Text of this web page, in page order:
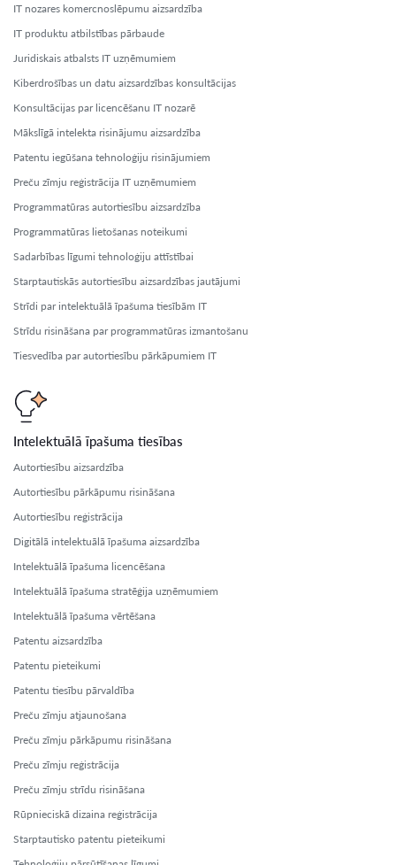
IT nozares komercnoslēpumu aizsardzība
IT produktu atbilstības pārbaude
Juridiskais atbalsts IT uzņēmumiem
Kiberdrošības un datu aizsardzības konsultācijas
Konsultācijas par licencēšanu IT nozarē
Mākslīgā intelekta risinājumu aizsardzība
Patentu iegūšana tehnoloģiju risinājumiem
Preču zīmju reģistrācija IT uzņēmumiem
Programmatūras autortiesību aizsardzība
Programmatūras lietošanas noteikumi
Sadarbības līgumi tehnoloģiju attīstībai
Starptautiskās autortiesību aizsardzības jautājumi
Strīdi par intelektuālā īpašuma tiesībām IT
Strīdu risināšana par programmatūras izmantošanu
Tiesvedība par autortiesību pārkāpumiem IT
Intelektuālā īpašuma tiesības
Autortiesību aizsardzība
Autortiesību pārkāpumu risināšana
Autortiesību reģistrācija
Digitālā intelektuālā īpašuma aizsardzība
Intelektuālā īpašuma licencēšana
Intelektuālā īpašuma stratēģija uzņēmumiem
Intelektuālā īpašuma vērtēšana
Patentu aizsardzība
Patentu pieteikumi
Patentu tiesību pārvaldība
Preču zīmju atjaunošana
Preču zīmju pārkāpumu risināšana
Preču zīmju reģistrācija
Preču zīmju strīdu risināšana
Rūpnieciskā dizaina reģistrācija
Starptautisko patentu pieteikumi